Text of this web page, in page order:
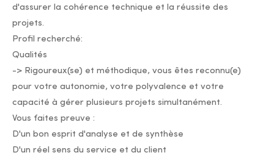
d'assurer la cohérence technique et la réussite des
projets.
Profil recherché:
Qualités
-> Rigoureux(se) et méthodique, vous êtes reconnu(e)
pour votre autonomie, votre polyvalence et votre
capacité à gérer plusieurs projets simultanément.
Vous faites preuve :
D'un bon esprit d'analyse et de synthèse
D'un réel sens du service et du client